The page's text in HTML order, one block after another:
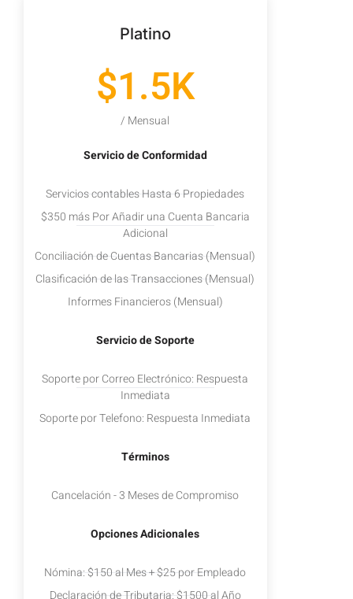
Platino
$1.5K
/ Mensual
Servicio de Conformidad
Servicios contables Hasta 6 Propiedades
$350 más Por Añadir una Cuenta Bancaria
Adicional
Conciliación de Cuentas Bancarias (Mensual)
Clasificación de las Transacciones (Mensual)
Informes Financieros (Mensual)
Servicio de Soporte
Soporte por Correo Electrónico: Respuesta
Inmediata
Soporte por Telefono: Respuesta Inmediata
Términos
Cancelación - 3 Meses de Compromiso
Opciones Adicionales
Nómina: $150 al Mes + $25 por Empleado
Declaración de Tributaria: $1500 al Año